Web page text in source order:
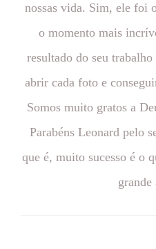
nossas vida. Sim, ele foi
o momento mais
resultado do seu
abrir cada foto e
Somos muito gratos a
Parabéns Leonard pelo
que é, muito sucesso é o
grande